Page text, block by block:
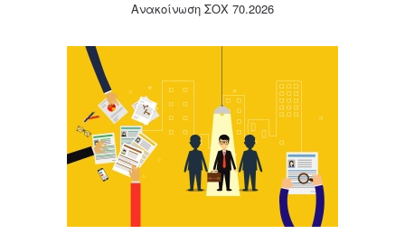
Ανακοίνωση ΣΟΧ 70.2026